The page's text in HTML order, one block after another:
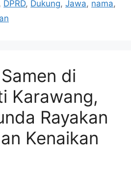
DPRD, Dukung,Jawa, nama,
di
Karawang,
Rayakan
Kenaikan